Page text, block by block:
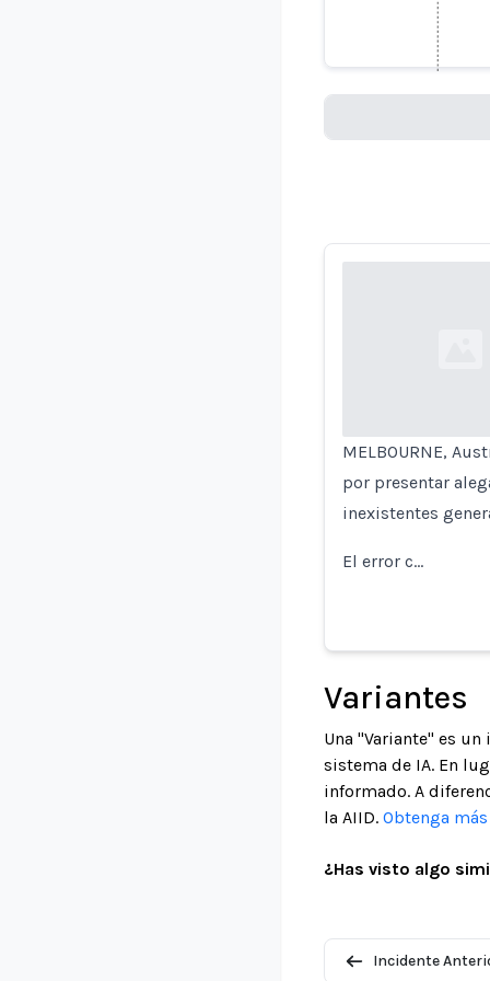
MELBOURNE,
por presentar
inexistentes
El error c…
Variantes
Una "Variante" es
sistema de IA. En
informado. A
la AIID. Obtenga
¿Has visto algo
Incidente